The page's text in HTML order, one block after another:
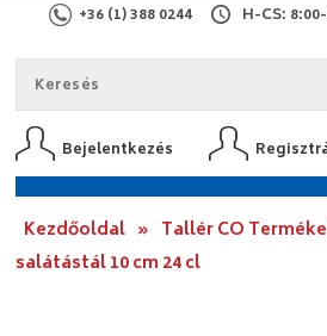
+36 (1) 388 0244 H-CS:
Bejelentkezés
Kezdőoldal » Tallér CO
salátástál 10 cm 24 cl